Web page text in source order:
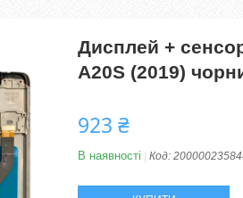
Дисплей +
A20S (2019)
923 ₴
В наявності Код: